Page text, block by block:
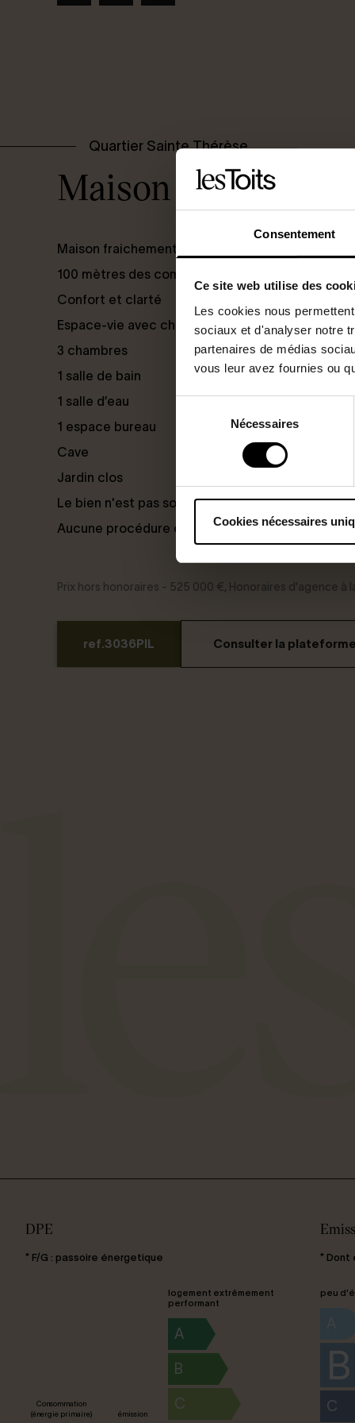
Consentement
Ce site web utilise des
Les cookies nous
sociaux et d'analyser notre
partenaires de médias
vous leur avez fournies ou
consentement
Nécessaires
Cookies nécessaires
Quartier Sainte Thérèse
Maison rénovée
Maison fraichement rénovée
100 mètres des commodités
Confort et clarté
Espace-vie avec cheminée, plein sud
3 chambres
1 salle de bain
1 salle d’eau
1 espace bureau
Cave
Jardin clos
Le bien n'est pas soumis au statut de la
Aucune procédure en cours
Prix hors honoraires - 525 000 €, Honoraires d'agence
ref.3036PIL Consulter la
DPE
* F/G : passoire énergetique
logement extrêmement
performant
A
B
C
Consommation
(énergie primaire)
émission
* Dont
peu
B
C